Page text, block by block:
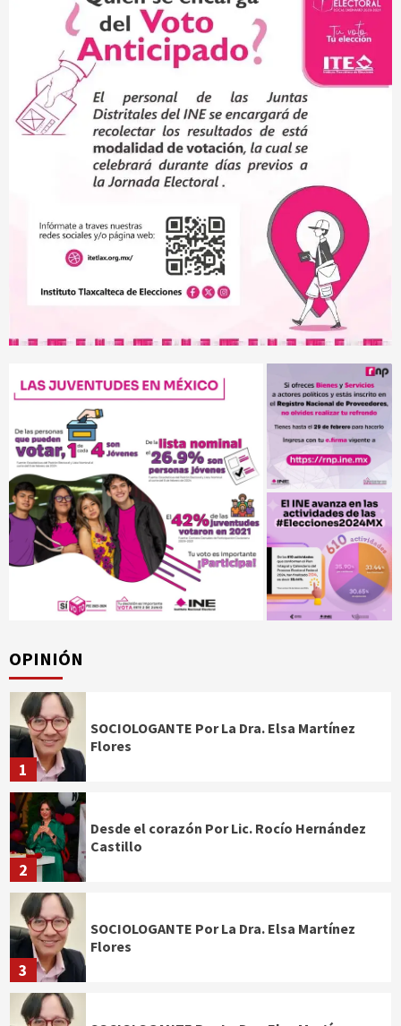
OPINIÓN
1
SOCIOLOGANTE Por La Dra. Elsa Martínez
Flores
2
Desde el corazón Por Lic. Rocío Hernández
Castillo
3
SOCIOLOGANTE Por La Dra. Elsa Martínez
Flores